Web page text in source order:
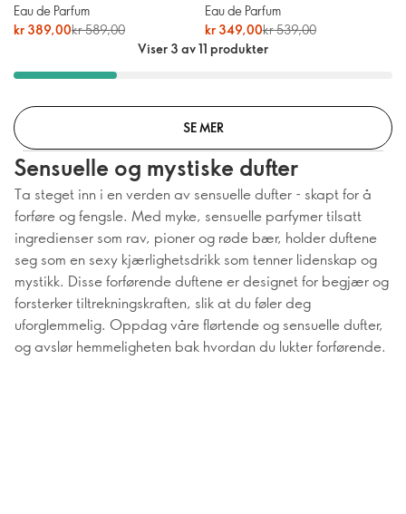
Eau de Parfum
kr 389,00kr 589,00
Eau de Parfum
kr 349,00kr 539,00
Viser 3 av 11 produkter
SE MER
Sensuelle og mystiske dufter
Ta steget inn i en verden av sensuelle dufter - skapt for å
forføre og fengsle. Med myke, sensuelle parfymer tilsatt
ingredienser som rav, pioner og røde bær, holder duftene
seg som en sexy kjærlighetsdrikk som tenner lidenskap og
mystikk. Disse forførende duftene er designet for begjær og
forsterker tiltrekningskraften, slik at du føler deg
uforglemmelig. Oppdag våre flørtende og sensuelle dufter,
og avslør hemmeligheten bak hvordan du lukter forførende.